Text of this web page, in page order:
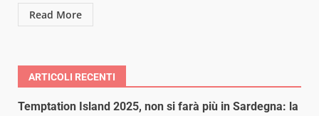
Read More
ARTICOLI RECENTI
Temptation Island 2025, non si farà più in Sardegna: la